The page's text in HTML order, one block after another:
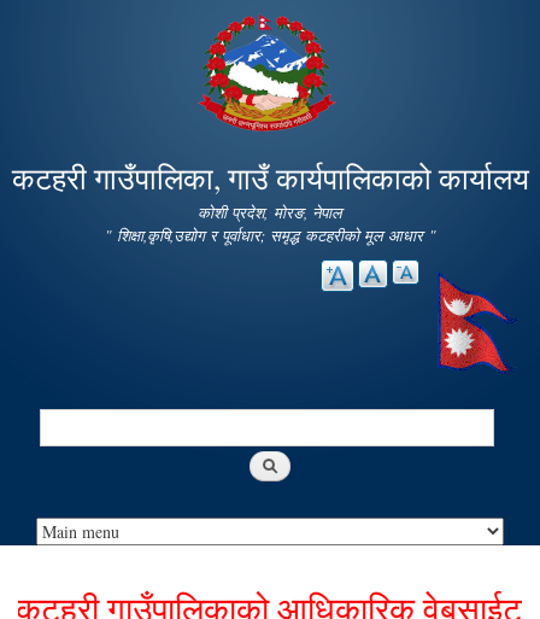
main
content
कटहरी गाउँपालिका, गाउँ कार्यपालिकाको कार्यालय
कोशी प्रदेश, मोरङ, नेपाल
" शिक्षा,कृषि,उद्योग र पूर्वाधार; समृद्ध कटहरीको मूल आधार "
Search
गाउँपालिकाको आधिकारिक वेबसाईटमा